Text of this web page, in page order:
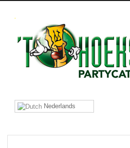
Nederlands